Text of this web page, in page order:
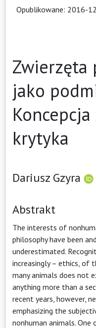
Opublikowane: 2016-
Zwierzęta
jako
krytyka
Dariusz Gzyra
Abstrakt
The interests of
philosophy have been
underestimated.
increasingly – ethics, of
many animals does not
anything more than a
recent years, however,
emphasizing the
nonhuman animals.